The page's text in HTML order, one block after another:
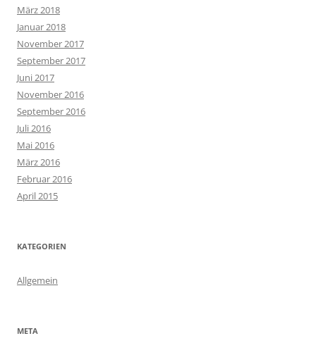
März 2018
Januar 2018
November 2017
September 2017
Juni 2017
November 2016
September 2016
Juli 2016
Mai 2016
März 2016
Februar 2016
April 2015
KATEGORIEN
Allgemein
META